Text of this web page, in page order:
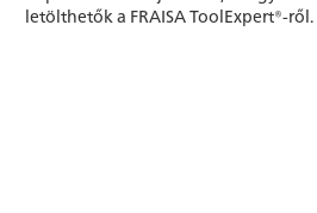
letölthetők a FRAISA ToolExpert®-ről.